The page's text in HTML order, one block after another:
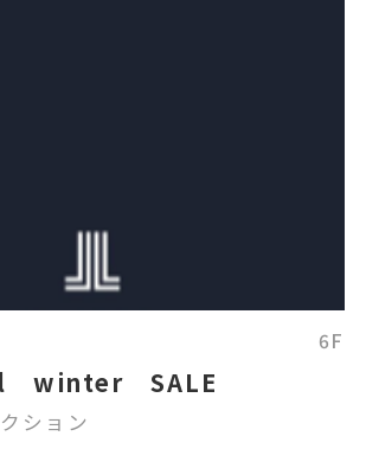
6F
winter SALE
ション